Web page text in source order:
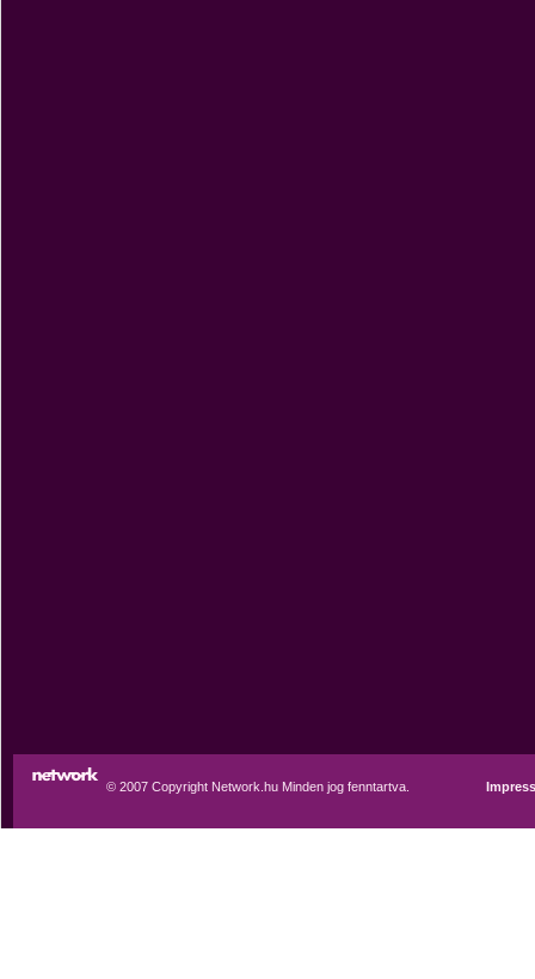
© 2007 Copyright Network.hu Minden jog fenntartva.